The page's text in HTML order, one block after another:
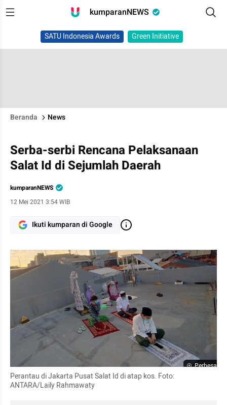
kumparanNEWS
SATU Indonesia Awards Green Initiative
Beranda News
Serba-serbi Rencana Pelaksanaan
Salat Id di Sejumlah Daerah
kumparanNEWS
12 Mei 2021 3:54 WIB
Ikuti kumparan di Google
Perbesar
Perantau di Jakarta Pusat Salat Id di atap kos. Foto:
ANTARA/Laily Rahmawaty